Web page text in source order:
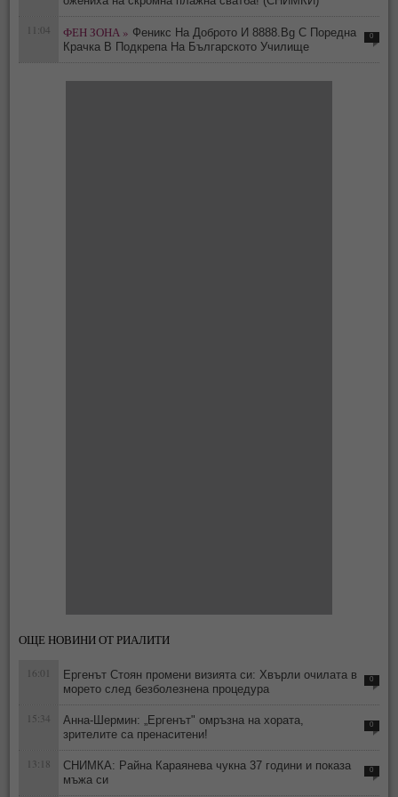
11:04 ФЕН ЗОНА » Феникс На Доброто И 8888.Bg С Поредна
Крачка В Подкрепа На Българското Училище
0
ОЩЕ НОВИНИ ОТ РИАЛИТИ
16:01
Ергенът Стоян промени визията си: Хвърли очилата в
морето след безболезнена процедура
0
15:34
Анна-Шермин: „Ергенът" омръзна на хората,
зрителите са пренаситени!
0
13:18
СНИМКА: Райна Караянева чукна 37 години и показа
мъжа си
0